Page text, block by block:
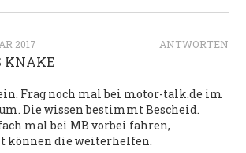
ANTWORTEN
2017
KNAKE
Frag noch mal bei motor-talk.de im
Die wissen bestimmt Bescheid.
mal bei MB vorbei fahren,
können die weiterhelfen.